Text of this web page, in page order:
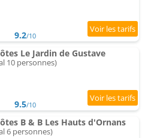
9.2/10
Le Jardin de Gustave
10 personnes)
9.5/10
B & B Les Hauts d'Ornans
6 personnes)